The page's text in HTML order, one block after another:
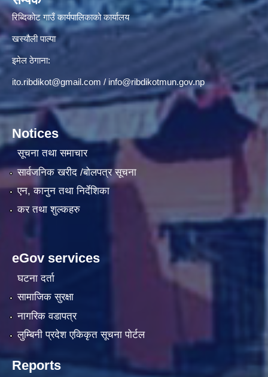
रिब्दिकोट गाउँ कार्यपालिकाको कार्यालय
खस्यौली पाल्पा
इमेल ठेगाना:
ito.ribdikot@gmail.com / info@ribdikotmun.gov.np
Notices
सूचना तथा समाचार
सार्वजनिक खरीद /बोलपत्र सूचना
एन, कानुन तथा निर्देशिका
कर तथा शुल्कहरु
eGov services
घटना दर्ता
सामाजिक सुरक्षा
नागरिक वडापत्र
लुम्बिनी प्रदेश एकिकृत सूचना पाेर्टल
Reports